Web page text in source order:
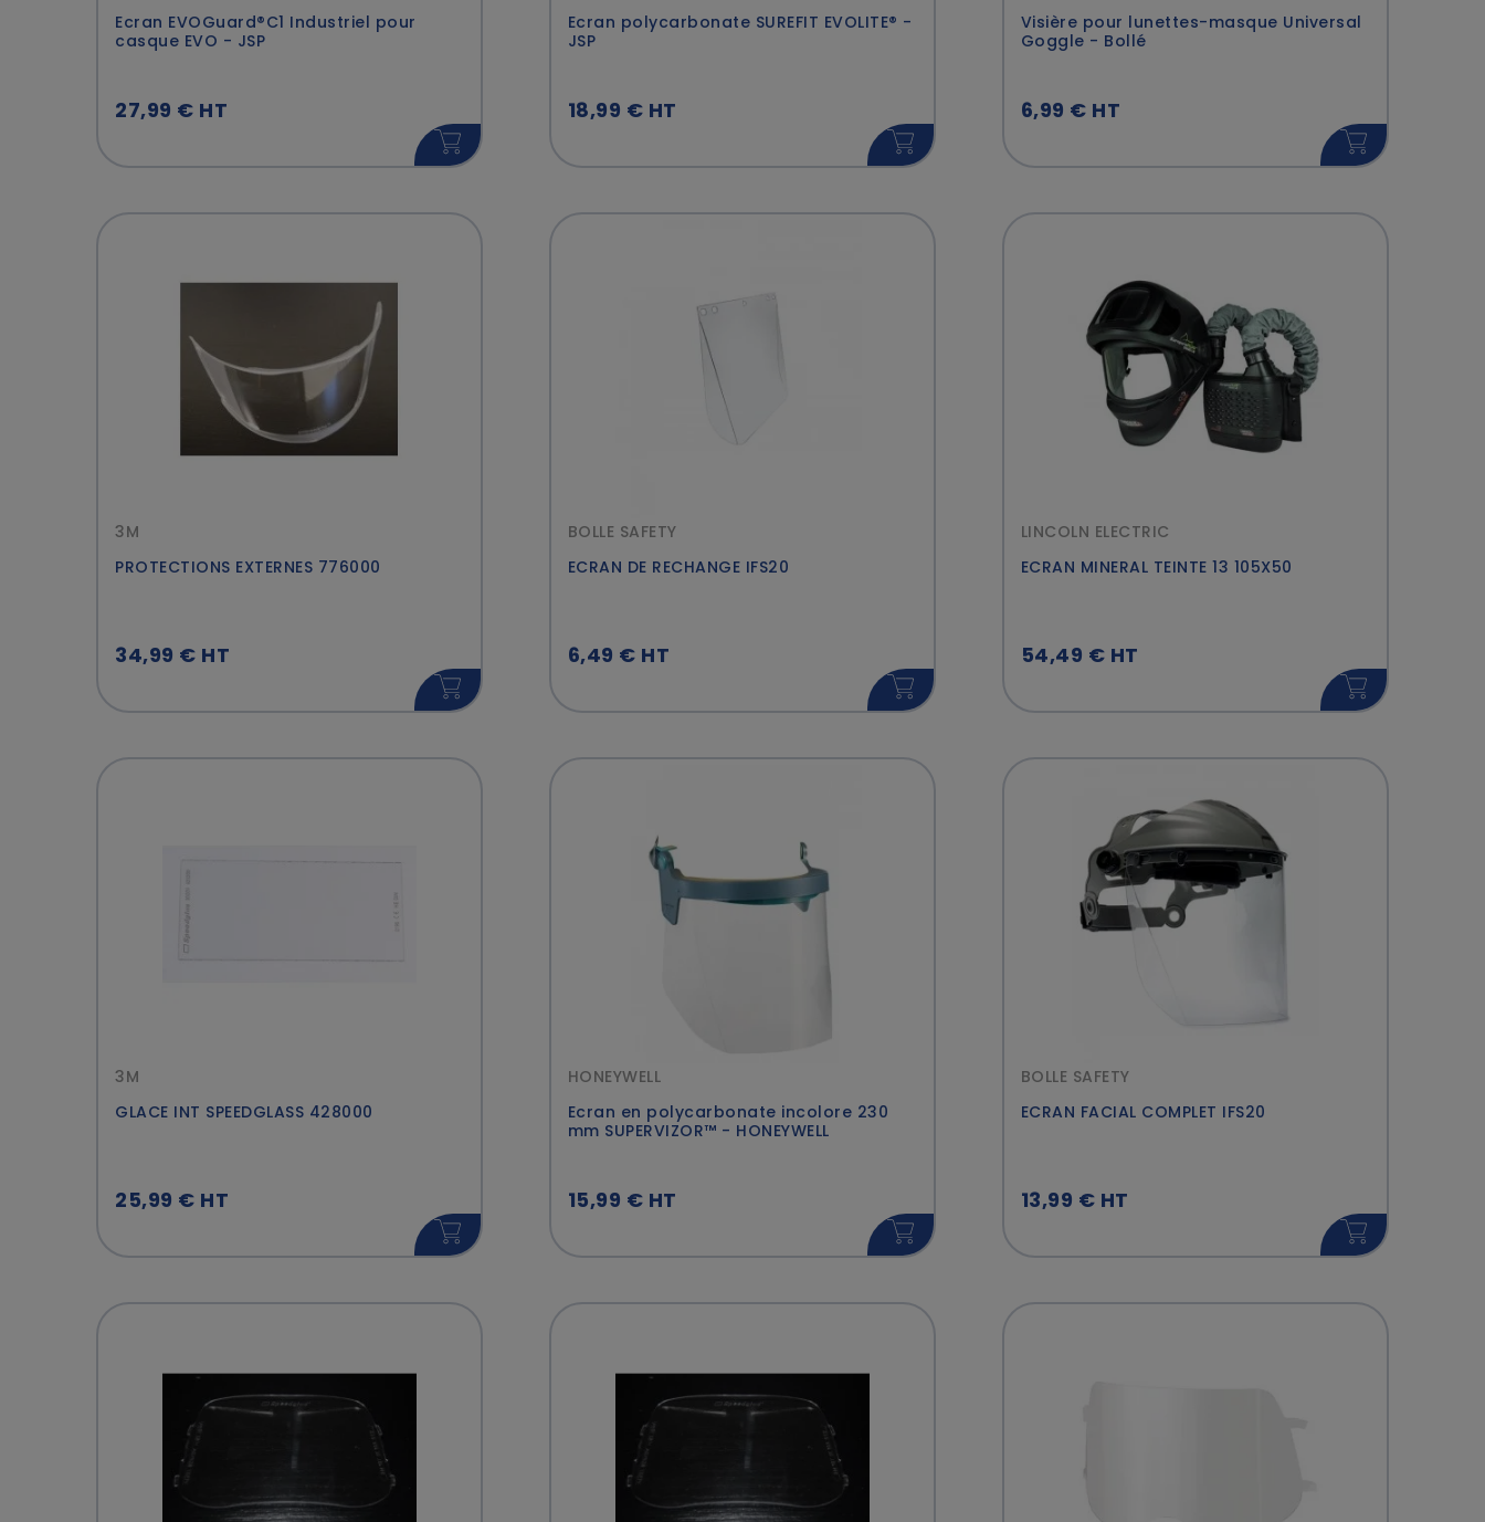
Ecran EVOGuard®C1 Industriel pour
casque EVO - JSP
27,99 € HT
Ecran polycarbonate SUREFIT EVOLITE® -
JSP
18,99 € HT
Visière pour lunettes-masque Universal
Goggle - Bollé
6,99 € HT
3M
PROTECTIONS EXTERNES 776000
34,99 € HT
BOLLE SAFETY
ECRAN DE RECHANGE IFS20
6,49 € HT
LINCOLN ELECTRIC
ECRAN MINERAL TEINTE 13 105X50
54,49 € HT
3M
GLACE INT SPEEDGLASS 428000
25,99 € HT
HONEYWELL
Ecran en polycarbonate incolore 230
mm SUPERVIZOR™ - HONEYWELL
15,99 € HT
BOLLE SAFETY
ECRAN FACIAL COMPLET IFS20
13,99 € HT